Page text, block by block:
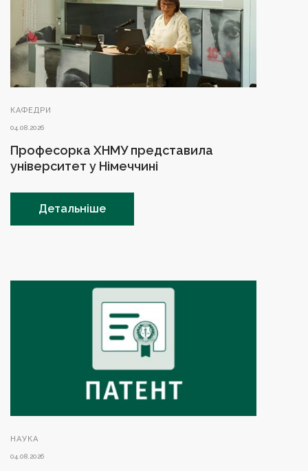
КАФЕДРИ
04.08.2026
Професорка ХНМУ представила
університет у Німеччині
Детальніше
НАУКА
04.08.2026